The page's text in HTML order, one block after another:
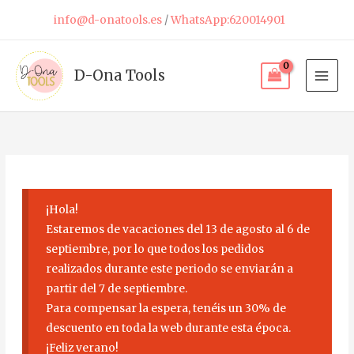
contenido
info@d-onatools.es/WhatsApp:620014901
D-Ona Tools
¡Hola!
Estaremos de vacaciones del 13 de agosto al 6 de
septiembre, por lo que todos los pedidos
realizados durante este periodo se enviarán a
partir del 7 de septiembre.
Para compensar la espera, tenéis un 30% de
descuento en toda la web durante esta época.
¡Feliz verano!